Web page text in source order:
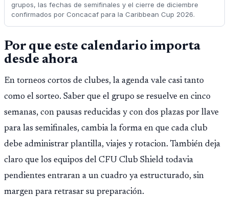
grupos, las fechas de semifinales y el cierre de diciembre
confirmados por Concacaf para la Caribbean Cup 2026.
Por que este calendario importa
desde ahora
En torneos cortos de clubes, la agenda vale casi tanto
como el sorteo. Saber que el grupo se resuelve en cinco
semanas, con pausas reducidas y con dos plazas por llave
para las semifinales, cambia la forma en que cada club
debe administrar plantilla, viajes y rotacion. También deja
claro que los equipos del CFU Club Shield todavia
pendientes entraran a un cuadro ya estructurado, sin
margen para retrasar su preparación.